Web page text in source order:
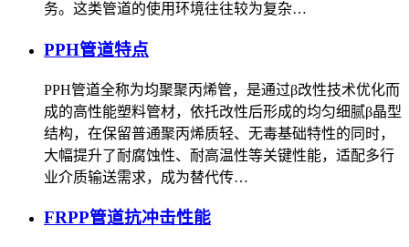
务。这类管道的使用环境往往较为复杂…
PPH管道特点
PPH管道全称为均聚聚丙烯管，是通过β改性技术优化而
成的高性能塑料管材，依托改性后形成的均匀细腻β晶型
结构，在保留普通聚丙烯质轻、无毒基础特性的同时，
大幅提升了耐腐蚀性、耐高温性等关键性能，适配多行
业介质输送需求，成为替代传…
FRPP管道抗冲击性能